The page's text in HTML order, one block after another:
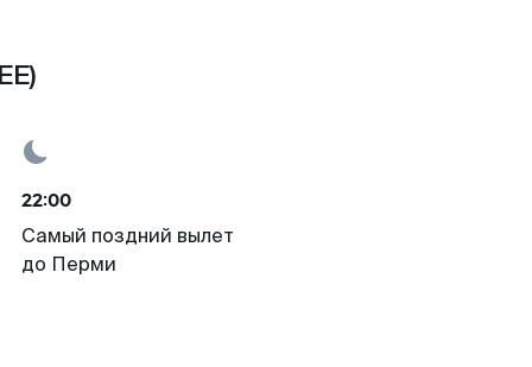
22:00
Самый поздний вылет
до Перми